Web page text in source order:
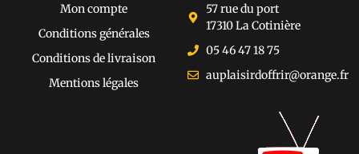
Mon compte
Conditions générales
Conditions de livraison
Mentions légales
57 rue du port
17310 La Cotinière
05 46 47 18 75
auplaisirdoffrir@orange.fr